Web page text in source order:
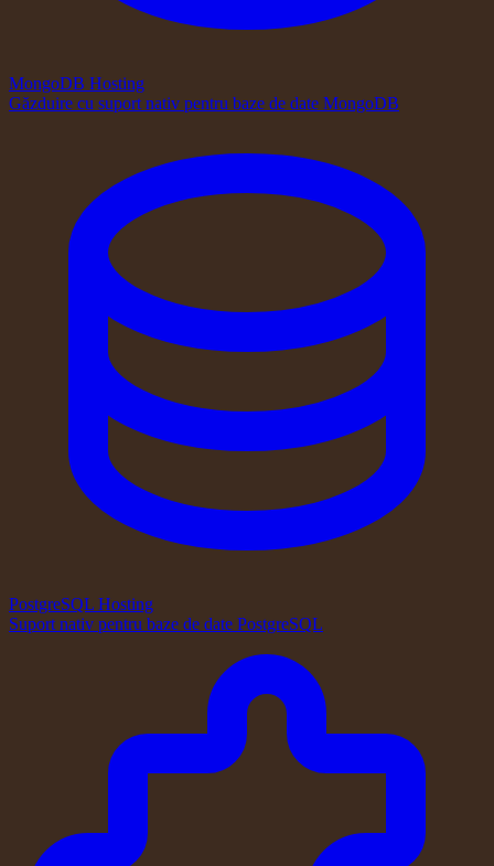
MongoDB Hosting
Găzduire cu suport nativ pentru baze de date MongoDB
PostgreSQL Hosting
Suport nativ pentru baze de date PostgreSQL